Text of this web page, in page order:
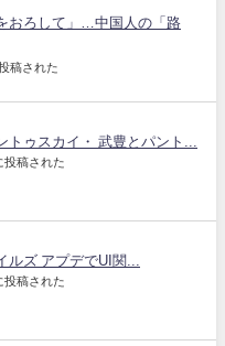
おろして」…中国人の「路
稿された
トゥスカイ・ 武豊とパント...
投稿された
ルズ アプデでUI関...
投稿された